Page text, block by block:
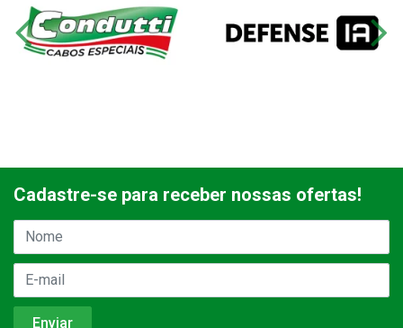
Cadastre-se para receber nossas ofertas!